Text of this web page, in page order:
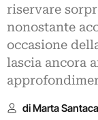
riservare
nonostante
occasione
lascia ancora
di Marta